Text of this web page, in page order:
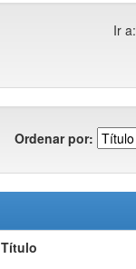
Ir a:
Ordenar por:
Título